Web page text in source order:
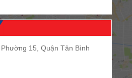
15, Quận Tân Bình